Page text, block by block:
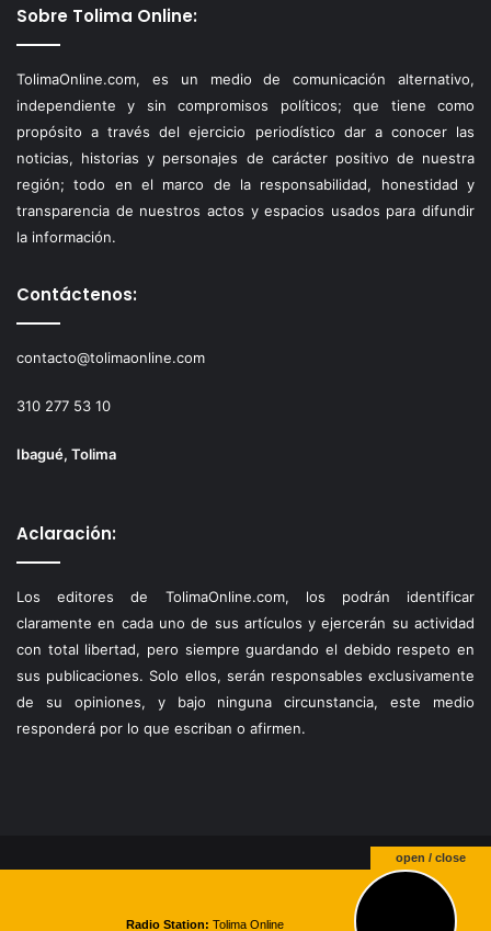
Sobre Tolima Online:
TolimaOnline.com, es un medio de comunicación alternativo,
independiente y sin compromisos políticos; que tiene como
propósito a través del ejercicio periodístico dar a conocer las
noticias, historias y personajes de carácter positivo de nuestra
región; todo en el marco de la responsabilidad, honestidad y
transparencia de nuestros actos y espacios usados para difundir
la información.
Contáctenos:
contacto@tolimaonline.com
310 277 53 10
Ibagué, Tolima
Aclaración:
Los editores de TolimaOnline.com, los podrán identificar
claramente en cada uno de sus artículos y ejercerán su actividad
con total libertad, pero siempre guardando el debido respeto en
sus publicaciones. Solo ellos, serán responsables exclusivamente
de su opiniones, y bajo ninguna circunstancia, este medio
responderá por lo que escriban o afirmen.
© Copyright 2026, Todos los derechos reservados | Theme by
open / close
Radio Station: Tolima Online